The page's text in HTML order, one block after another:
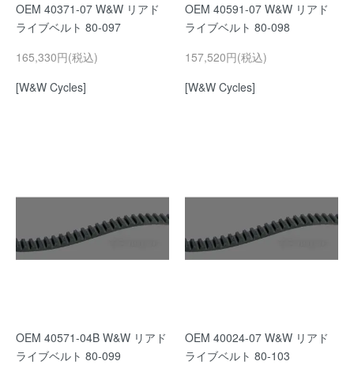
OEM 40371-07 W&W リアド
ライブベルト 80-097
165,330円(税込)
[W&W Cycles]
OEM 40591-07 W&W リアド
ライブベルト 80-098
157,520円(税込)
[W&W Cycles]
OEM 40571-04B W&W リアド
ライブベルト 80-099
OEM 40024-07 W&W リアド
ライブベルト 80-103